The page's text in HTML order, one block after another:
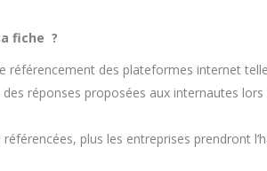
fiche ?
référencement des plateformes internet
réponses proposées aux internautes lors
plus les entreprises prendront